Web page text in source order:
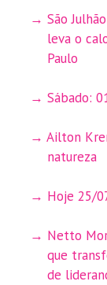
São
leva o
Paulo
Sábado:
Ailton
natureza
Hoje 25/
Netto
que
de